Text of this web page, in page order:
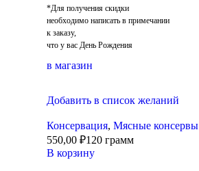
*Для получения скидки
необходимо написать в примечании
к заказу,
что у вас День Рождения
в магазин
Добавить в список желаний
Консервация, Мясные консервы
550,00 ₽120 грамм
В корзину